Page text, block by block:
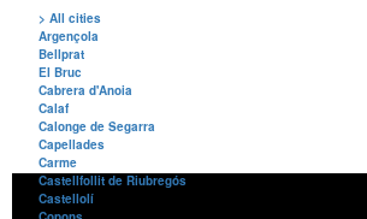
> All cities
Argençola
Bellprat
El Bruc
Cabrera d'Anoia
Calaf
Calonge de Segarra
Capellades
Carme
Castellfollit de Riubregós
Castellolí